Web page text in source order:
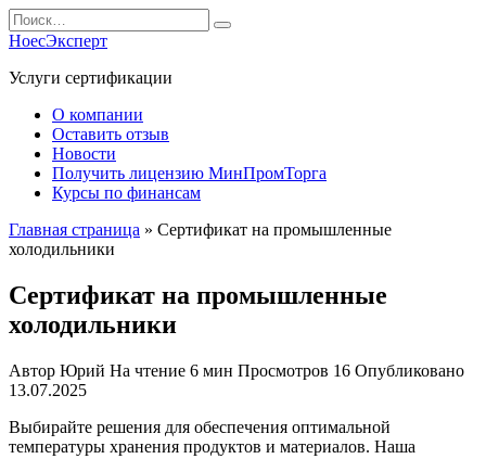
Перейти
к
содержанию
Search
for:
НоесЭксперт
Услуги сертификации
О компании
Оставить отзыв
Новости
Получить лицензию МинПромТорга
Курсы по финансам
Главная страница » Сертификат на промышленные
холодильники
Сертификат на промышленные
холодильники
Автор Юрий На чтение 6 мин Просмотров 16 Опубликовано
13.07.2025
Выбирайте решения для обеспечения оптимальной
температуры хранения продуктов и материалов. Наша